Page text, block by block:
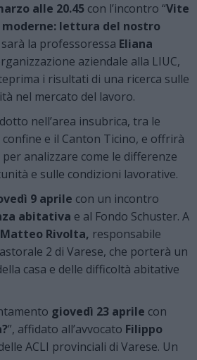
alle 20.45 con l’incontro “Vite
lettura del nostro
sarà la professoressa Eliana
aziendale alla LIUC,
i risultati di una ricerca sulle
nel mercato del lavoro.
nell’area insubrica, tra le
e il Canton Ticino, e offrirà
analizzare come le differenze
e sulle condizioni lavorative.
9 aprile con un incontro
abitativa e al Fondo Schuster. A
Rivolta, responsabile
2 di Varese, che porterà un
casa e delle difficoltà abitative
giovedì 23 aprile con
”, affidato all’avvocato Filippo
ACLI provinciali di Varese. Un